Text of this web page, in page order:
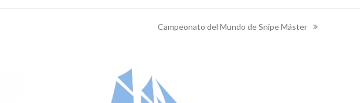
next
Campeonato del Mundo de Snipe Máster